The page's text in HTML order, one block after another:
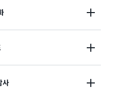
나 타사 리소스의 구성
규칙으로 코드화하
사